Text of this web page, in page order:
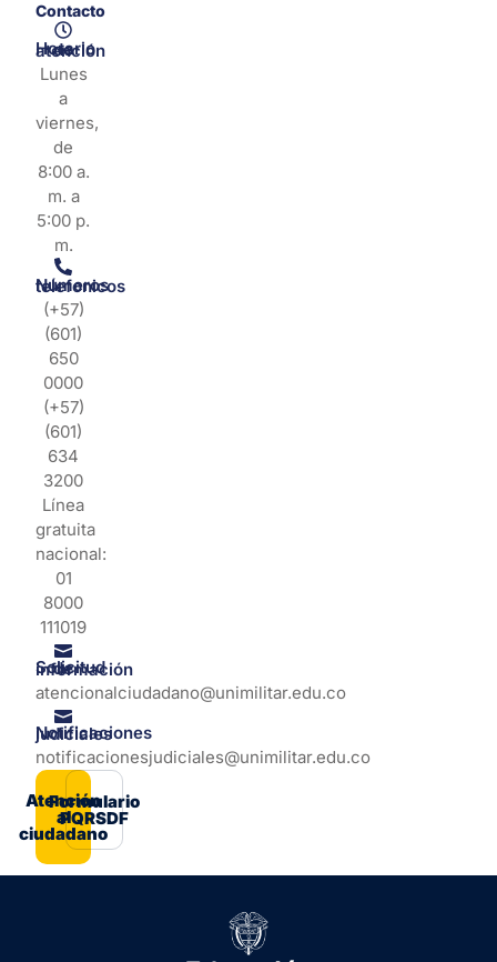
Contacto
Horario de atención
Lunes
a
viernes,
de
8:00 a.
m. a
5:00 p.
m.
Números telefonicos
(+57)
(601)
650
0000
(+57)
(601)
634
3200
Línea
gratuita
nacional:
01
8000
111019
Solicitud de información
atencionalciudadano@unimilitar.edu.co
Notificaciones judiciales
notificacionesjudiciales@unimilitar.edu.co
Atención
al
ciudadano
Formulario
PQRSDF